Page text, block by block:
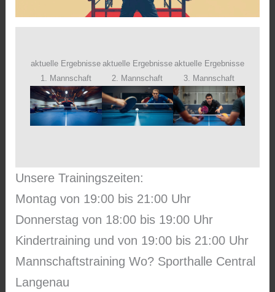
aktuelle Ergebnisse
1. Mannschaft
aktuelle Ergebnisse
2. Mannschaft
aktuelle Ergebnisse
3. Mannschaft
Unsere Trainingszeiten:
Montag von 19:00 bis 21:00 Uhr
Donnerstag von 18:00 bis 19:00 Uhr
Kindertraining und von 19:00 bis 21:00 Uhr
Mannschaftstraining Wo? Sporthalle Central
Langenau